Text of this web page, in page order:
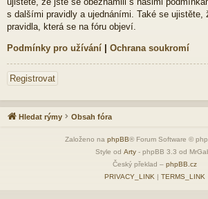
s dalšími pravidly a ujednáními. Také se ujistěte,
pravidla, která se na fóru objeví.
Podmínky pro užívání | Ochrana soukromí
Registrovat
Hledat rýmy Obsah fóra
Založeno na phpBB® Forum Software ©
Style od Arty - phpBB 3.3 od
Český překlad – phpBB.cz
PRIVACY_LINK | TERMS_LINK